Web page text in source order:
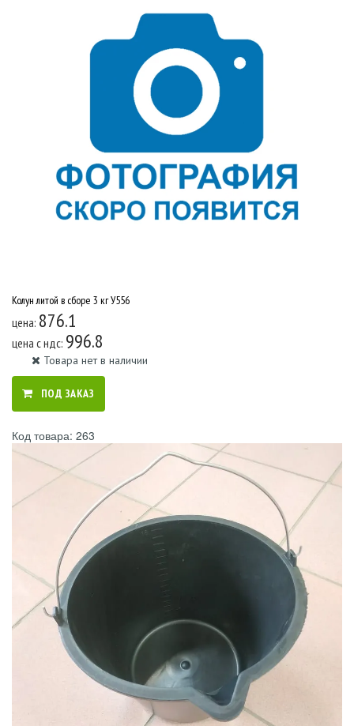
Колун литой в сборе 3 кг У556
цена: 876.1
цена c ндс: 996.8
Товара нет в наличии
ПОД ЗАКАЗ
Код товара: 263